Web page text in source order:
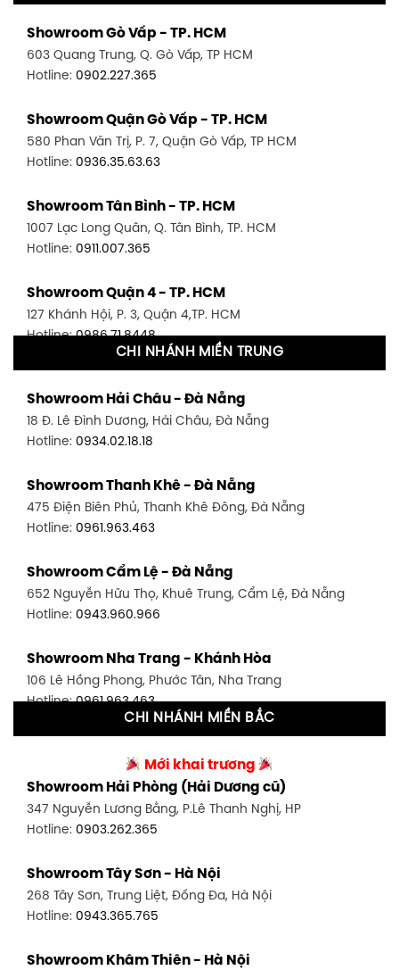
Showroom Gò Vấp - TP. HCM
603 Quang Trung, Q. Gò Vấp, TP HCM
Hotline: 0902.227.365
Showroom Quận Gò Vấp - TP. HCM
580 Phan Văn Trị, P. 7, Quận Gò Vấp, TP HCM
Hotline: 0936.35.63.63
Showroom Tân Bình - TP. HCM
1007 Lạc Long Quân, Q. Tân Bình, TP. HCM
Hotline: 0911.007.365
Showroom Quận 4 - TP. HCM
127 Khánh Hội, P. 3, Quận 4,TP. HCM
Hotline:0986.71.8448
1411 Đường 3/2, P. 16, Quận 11, TP. HCM
Hotline:0906.256.759
1448 Huỳnh Tấn Phát, Phú Thuận, Quận 7, TP HCM
Hotline:0946.480.580
348 Đ. Bạch Đằng, P. 14, Bình Thạnh, TP HCM
Hotline:0902.716.230
591 Hoàng Văn Thụ, P. 4, Tân Bình, TP HCM
Hotline:0906.256.759
Showroom Tân Bình 2 - TP. HCM
0986.71.8448
Showroom Thuận An - Bình Dương
66 đường DT743, An Phú, Thuận An, Bình Dương
Showroom Biên Hòa - Đồng Nai
452 Nguyễn Ái Quốc, Tân Tiến, TP. Biên Hòa, Đồng Nai
CHI NHÁNH MIỀN TRUNG
Showroom Hải Châu - Đà Nẵng
18 Đ. Lê Đình Dương, Hải Châu, Đà Nẵng
Hotline: 0934.02.18.18
Showroom Thanh Khê - Đà Nẵng
475 Điện Biên Phủ, Thanh Khê Đông, Đà Nẵng
Hotline: 0961.963.463
Showroom Cẩm Lệ - Đà Nẵng
652 Nguyễn Hữu Thọ, Khuê Trung, Cẩm Lệ, Đà Nẵng
Hotline: 0943.960.966
Showroom Nha Trang - Khánh Hòa
106 Lê Hồng Phong, Phước Tân, Nha Trang
Hotline:0961.963.463
27-29 Nguyễn Sỹ Sách, Hưng Bình, TP Vinh, Nghệ An
Hotline:0943.960.966
Showroom Buôn Ma Thuột
Hotline:0934.02.18.18
CHI NHÁNH MIỀN BẮC
Mới khai trương
Showroom Hải Phòng (Hải Dương cũ)
347 Nguyễn Lương Bằng, P.Lê Thanh Nghị, HP
Hotline: 0903.262.365
Showroom Tây Sơn - Hà Nội
268 Tây Sơn, Trung Liệt, Đống Đa, Hà Nội
Hotline: 0943.365.765
Showroom Khâm Thiên - Hà Nội